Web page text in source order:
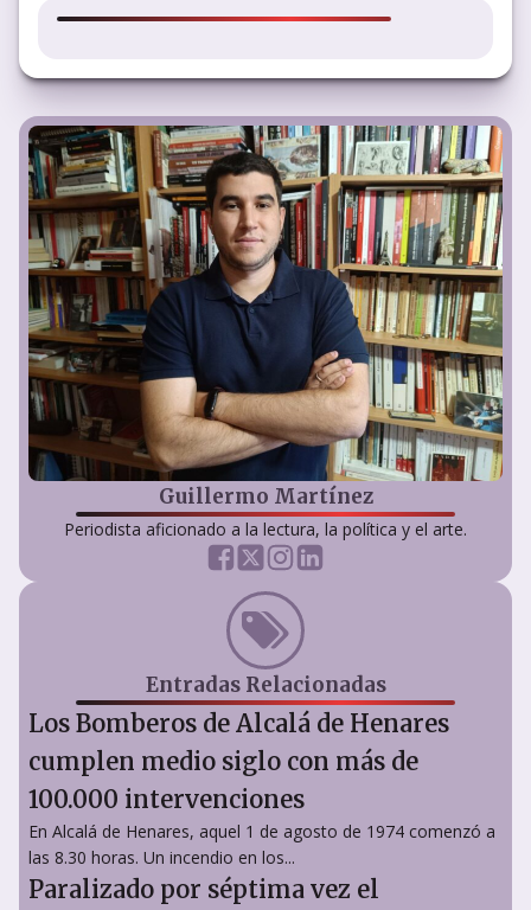
Guillermo Martínez
Periodista aficionado a la lectura, la política y el arte.
Entradas Relacionadas
Los Bomberos de Alcalá de Henares
cumplen medio siglo con más de
100.000 intervenciones
En Alcalá de Henares, aquel 1 de agosto de 1974 comenzó a
las 8.30 horas. Un incendio en los...
Paralizado por séptima vez el